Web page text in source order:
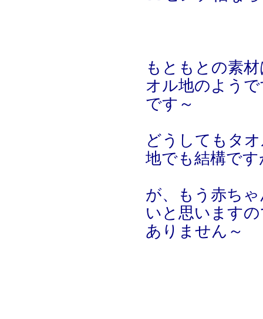
もともとの素
オル地のよう
です～
どうしてもタ
地でも結構で
が、もう赤ち
いと思います
ありません～